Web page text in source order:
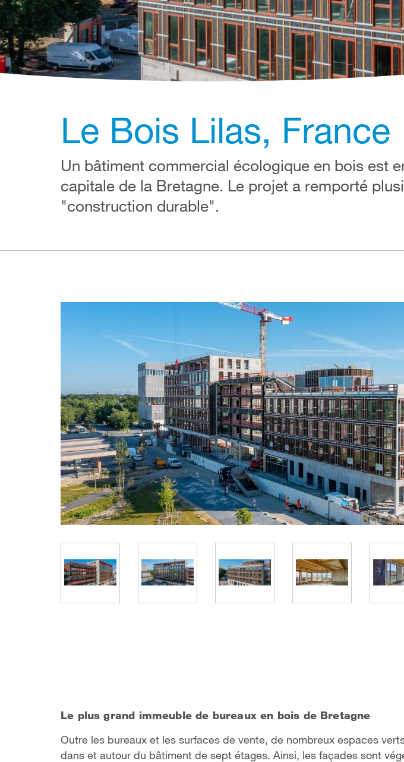
Le Bois Lilas, France
Un bâtiment commercial écologique en bois est
capitale de la Bretagne. Le projet a remporté
"construction durable".
Le plus grand immeuble de bureaux en bois de Bretagne
Outre les bureaux et les surfaces de vente, de nombreux espaces
dans et autour du bâtiment de sept étages. Ainsi, les façades sont